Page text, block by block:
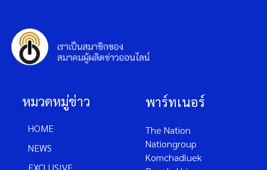
หมวดหมู่ข่าว
HOME
NEWS
พาร์ทเนอร์
The Nation
Nationgroup
Komchadluek